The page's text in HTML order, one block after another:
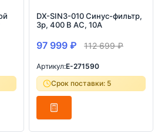
DX-SIN3-010 Синус-фильтр,
3p, 400 В АС, 10A
97 999 ₽ 112 699₽
Артикул:E-271590
Срок поставки: 5